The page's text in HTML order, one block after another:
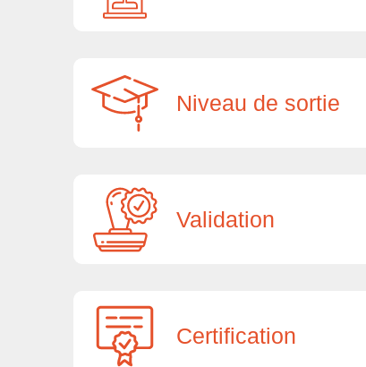
Niveau de sortie
Validation
Certification